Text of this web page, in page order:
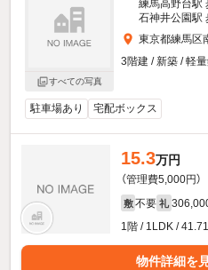
すべての写真
練馬高野台駅
石神井公園駅
東京都練馬区
3階建 / 新築 / 軽
駐車場あり 宅配ボックス
15.3万円
（管理費5,000円）
敷 不要 礼
1階 / 1LDK /
物件詳細を